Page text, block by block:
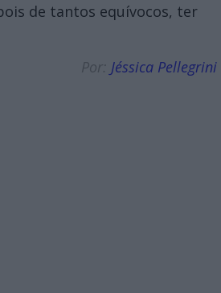
de tantos equívocos, ter
Por: Jéssica Pellegrini